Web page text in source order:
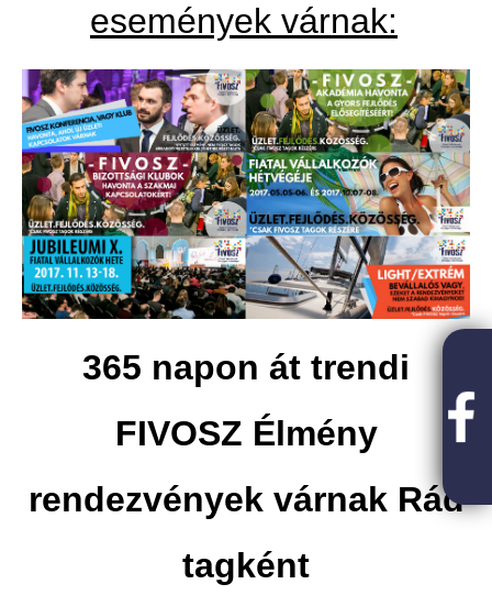
események várnak:
365 napon át trendi
FIVOSZ Élmény
rendezvények várnak Rád
tagként